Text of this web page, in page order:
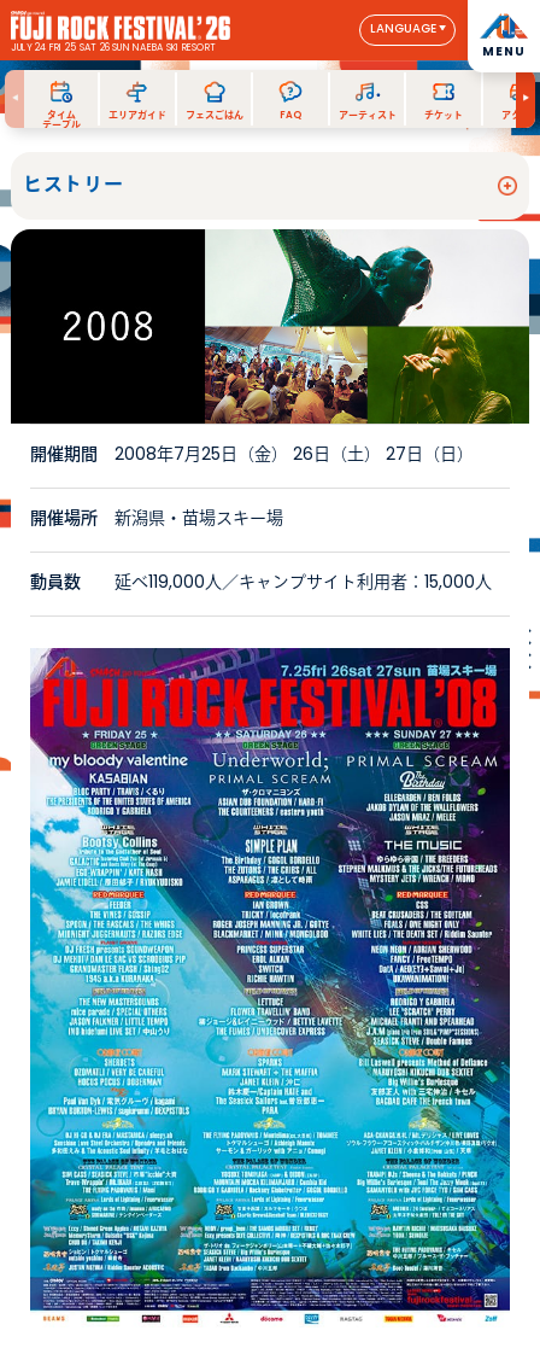
JULY 24 FRI 25 SAT 26 SUNNAEBA SKI RESORT
LANGUAGE
MENU
タイム
テーブル
エリアガイド フェスごはん FAQ アーティスト チケット アクセス
ヒストリー
開催期間 2008年7月25日（金） 26日（土） 27日（日）
開催場所 新潟県・苗場スキー場
動員数 延べ119,000人／キャンプサイト利用者：15,000人